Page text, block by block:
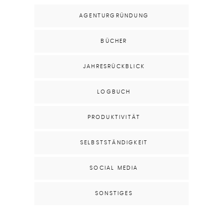
AGENTURGRÜNDUNG
BÜCHER
JAHRESRÜCKBLICK
LOGBUCH
PRODUKTIVITÄT
SELBSTSTÄNDIGKEIT
SOCIAL MEDIA
SONSTIGES